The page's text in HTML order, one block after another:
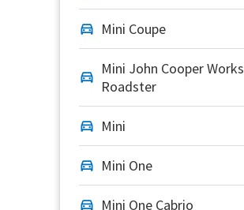
Mini Coupe
Mini John Cooper Works
Roadster
Mini
Mini One
Mini One Cabrio